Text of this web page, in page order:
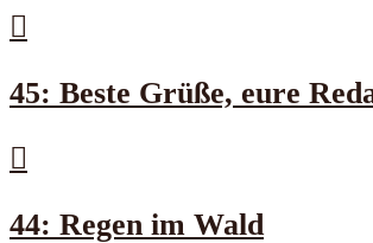
45: Beste Grüße, eure
44: Regen im Wald